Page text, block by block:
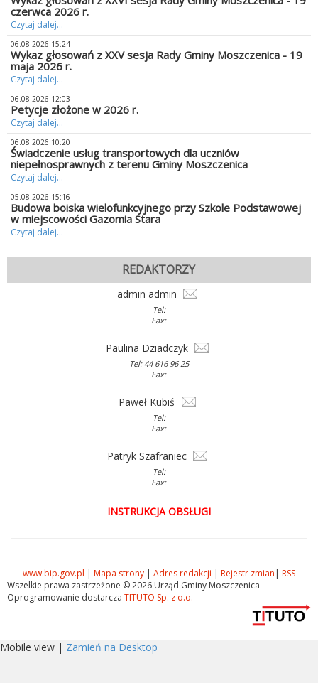
czerwca 2026 r.
Czytaj dalej...
06.08.2026 15:24
Wykaz głosowań z XXV sesja Rady Gminy Moszczenica - 19
maja 2026 r.
Czytaj dalej...
06.08.2026 12:03
Petycje złożone w 2026 r.
Czytaj dalej...
06.08.2026 10:20
Świadczenie usług transportowych dla uczniów
niepełnosprawnych z terenu Gminy Moszczenica
Czytaj dalej...
05.08.2026 15:16
Budowa boiska wielofunkcyjnego przy Szkole Podstawowej
w miejscowości Gazomia Stara
Czytaj dalej...
REDAKTORZY
admin admin
Tel:
Fax:
Paulina Dziadczyk
Tel: 44 616 96 25
Fax:
Paweł Kubiś
Tel:
Fax:
Patryk Szafraniec
Tel:
Fax:
INSTRUKCJA OBSŁUGI
www.bip.gov.pl | Mapa strony | Adres redakcji | Rejestr zmian | RSS
Wszelkie prawa zastrzeżone © 2026 Urząd Gminy Moszczenica
Oprogramowanie dostarcza TITUTO Sp. z o.o.
Mobile view | Zamień na Desktop